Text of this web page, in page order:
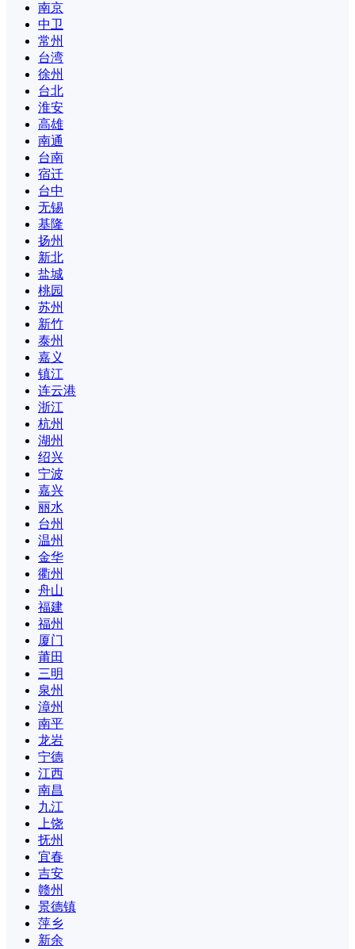
南京
中卫
常州
台湾
徐州
台北
淮安
高雄
南通
台南
宿迁
台中
无锡
基隆
扬州
新北
盐城
桃园
苏州
新竹
泰州
嘉义
镇江
连云港
浙江
杭州
湖州
绍兴
宁波
嘉兴
丽水
台州
温州
金华
衢州
舟山
福建
福州
厦门
莆田
三明
泉州
漳州
南平
龙岩
宁德
江西
南昌
九江
上饶
抚州
宜春
吉安
赣州
景德镇
萍乡
新余